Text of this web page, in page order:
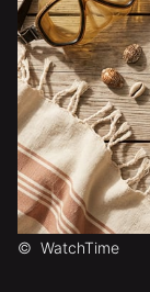
© WatchTime